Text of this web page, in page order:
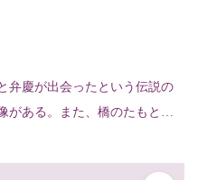
弁慶が出会ったという伝説の
ある。また、橋のたもとに